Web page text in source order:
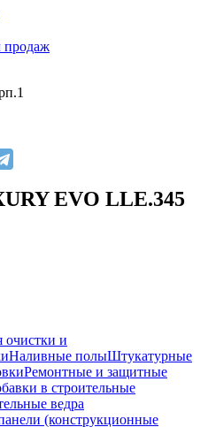
продаж
EVO LLE.345
очистки и
Наливные полыШтукатурные
Ремонтные и защитные
в строительные
ведра
(конструкционные